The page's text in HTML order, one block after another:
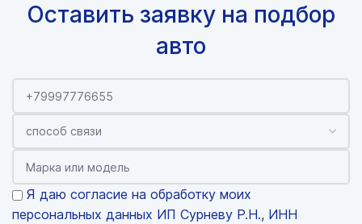
Оставить заявку на подбор
авто
Я даю согласие на обработку моих
персональных данных ИП Сурневу Р.Н., ИНН